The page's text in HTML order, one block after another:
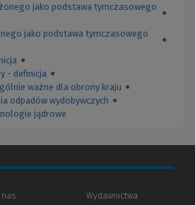
jako podstawa tymczasowego
●
jako podstawa tymczasowego
●
●
- definicja ●
ważne dla obrony kraju ●
odpadów wydobywczych ●
jądrowe
nas
Wydawnictwa